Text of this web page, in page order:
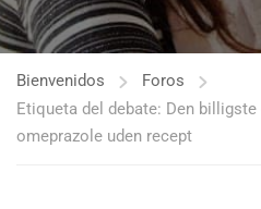
Bienvenidos
Foros
Etiqueta del debate: Den
omeprazole uden recept